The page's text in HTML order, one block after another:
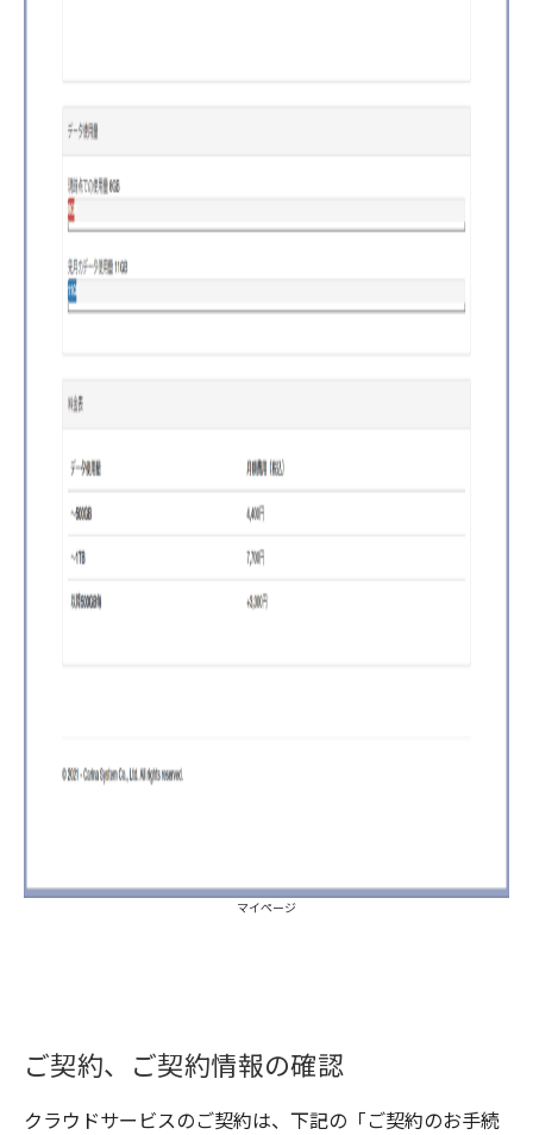
マイページ
ご契約、ご契約情報の確認
クラウドサービスのご契約は、下記の「ご契約のお手続